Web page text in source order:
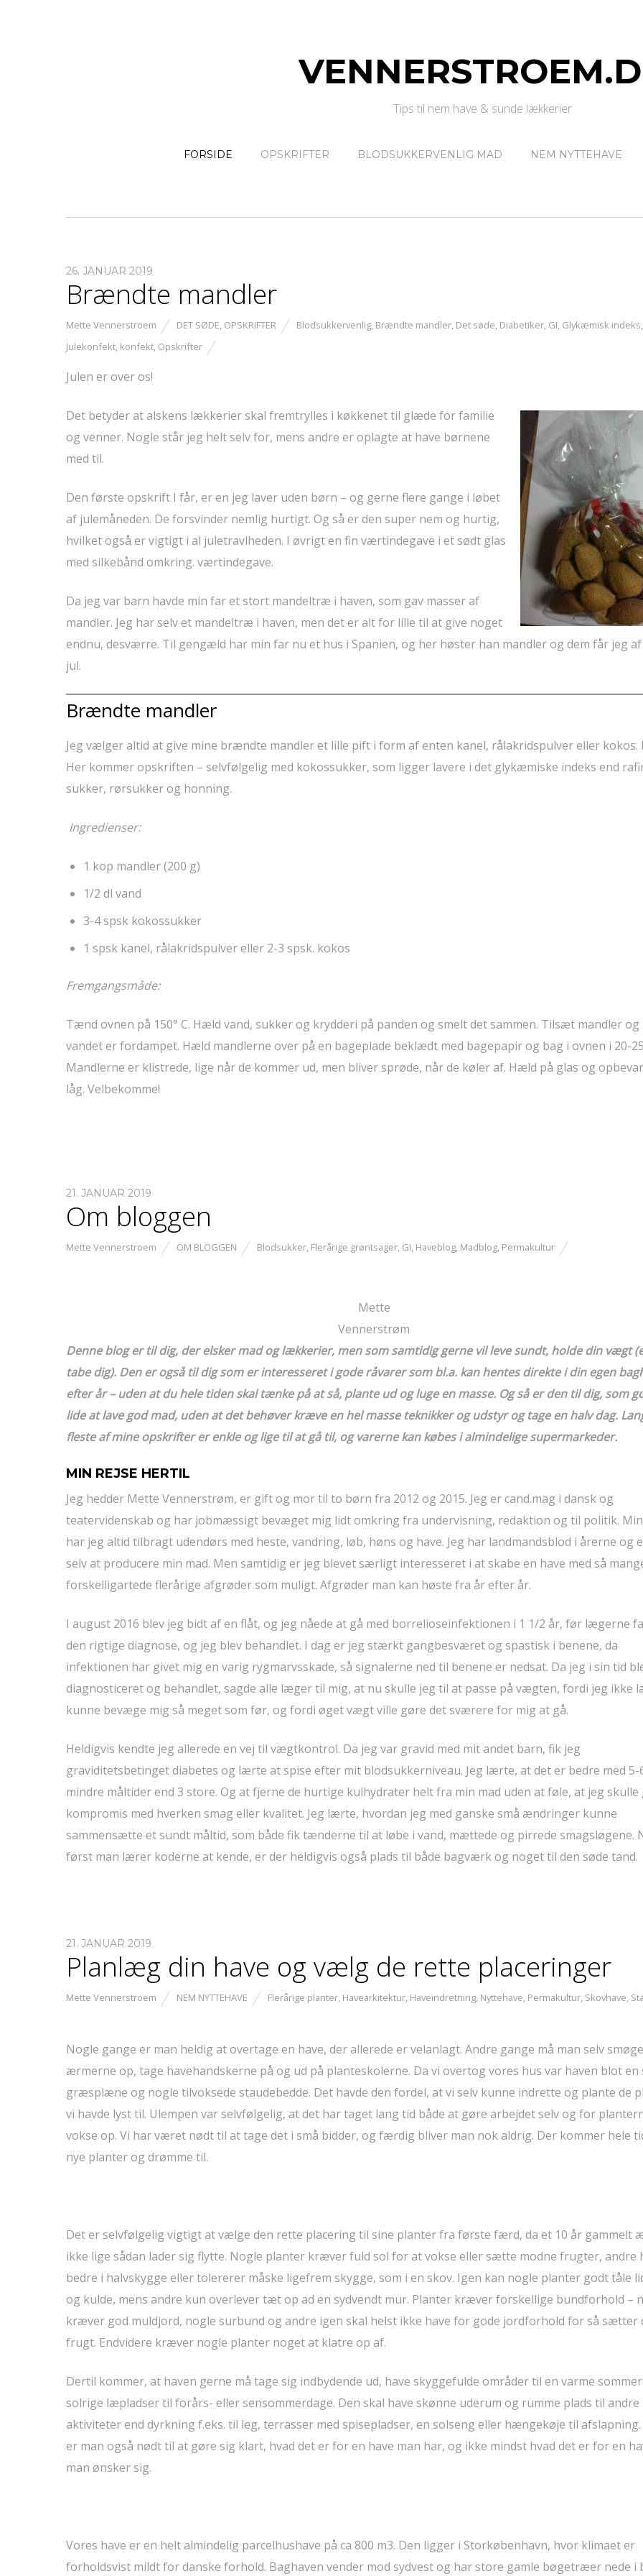
Tips til nem have & sunde lækkerier
FORSIDE OPSKRIFTER BLODSUKKERVENLIG MAD NEM NYTTEHAVE
26. JANUAR 2019
Brændte mandler
Mette Vennerstroem DET SØDE, OPSKRIFTER Blodsukkervenlig, Brændte mandler, Det søde, Diabetiker, GI, Glykæmisk indeks,
Julekonfekt, konfekt, Opskrifter
Julen er over os!
Det betyder at alskens lækkerier skal fremtrylles i køkkenet til glæde for familie
og venner. Nogle står jeg helt selv for, mens andre er oplagte at have børnene
med til.
Den første opskrift I får, er en jeg laver uden børn – og gerne flere gange i løbet
af julemåneden. De forsvinder nemlig hurtigt. Og så er den super nem og hurtig,
hvilket også er vigtigt i al juletravlheden. I øvrigt en fin værtindegave i et sødt glas
med silkebånd omkring. værtindegave.
Da jeg var barn havde min far et stort mandeltræ i haven, som gav masser af
mandler. Jeg har selv et mandeltræ i haven, men det er alt for lille til at give noget
endnu, desværre. Til gengæld har min far nu et hus i Spanien, og her høster han mandler og dem får jeg
jul.
Brændte mandler
Jeg vælger altid at give mine brændte mandler et lille pift i form af enten kanel, rålakridspulver eller kokos.
Her kommer opskriften – selvfølgelig med kokossukker, som ligger lavere i det glykæmiske indeks end
sukker, rørsukker og honning.
Ingredienser:
1 kop mandler (200 g)
1/2 dl vand
3-4 spsk kokossukker
1 spsk kanel, rålakridspulver eller 2-3 spsk. kokos
Fremgangsmåde:
Tænd ovnen på 150° C. Hæld vand, sukker og krydderi på panden og smelt det sammen. Tilsæt mandler
vandet er fordampet. Hæld mandlerne over på en bageplade beklædt med bagepapir og bag i ovnen i 20-
Mandlerne er klistrede, lige når de kommer ud, men bliver sprøde, når de køler af. Hæld på glas og
låg. Velbekomme!
21. JANUAR 2019
Om bloggen
Mette Vennerstroem OM BLOGGEN Blodsukker, Flerårige grøntsager, GI, Haveblog, Madblog, Permakultur
Mette
Vennerstrøm
Denne blog er til dig, der elsker mad og lækkerier, men som samtidig gerne vil leve sundt, holde din vægt
tabe dig). Den er også til dig som er interesseret i gode råvarer som bl.a. kan hentes direkte i din egen
efter år – uden at du hele tiden skal tænke på at så, plante ud og luge en masse. Og så er den til dig, som
lide at lave god mad, uden at det behøver kræve en hel masse teknikker og udstyr og tage en halv dag.
fleste af mine opskrifter er enkle og lige til at gå til, og varerne kan købes i almindelige supermarkeder.
MIN REJSE HERTIL
Jeg hedder Mette Vennerstrøm, er gift og mor til to børn fra 2012 og 2015. Jeg er cand.mag i dansk og
teatervidenskab og har jobmæssigt bevæget mig lidt omkring fra undervisning, redaktion og til politik.
har jeg altid tilbragt udendørs med heste, vandring, løb, høns og have. Jeg har landmandsblod i årerne og
selv at producere min mad. Men samtidig er jeg blevet særligt interesseret i at skabe en have med så
forskelligartede flerårige afgrøder som muligt. Afgrøder man kan høste fra år efter år.
I august 2016 blev jeg bidt af en flåt, og jeg nåede at gå med borrelioseinfektionen i 1 1/2 år, før lægerne
den rigtige diagnose, og jeg blev behandlet. I dag er jeg stærkt gangbesværet og spastisk i benene, da
infektionen har givet mig en varig rygmarvsskade, så signalerne ned til benene er nedsat. Da jeg i sin tid
diagnosticeret og behandlet, sagde alle læger til mig, at nu skulle jeg til at passe på vægten, fordi jeg ikke
kunne bevæge mig så meget som før, og fordi øget vægt ville gøre det sværere for mig at gå.
Heldigvis kendte jeg allerede en vej til vægtkontrol. Da jeg var gravid med mit andet barn, fik jeg
graviditetsbetinget diabetes og lærte at spise efter mit blodsukkerniveau. Jeg lærte, at det er bedre med 5-
mindre måltider end 3 store. Og at fjerne de hurtige kulhydrater helt fra min mad uden at føle, at jeg skulle
kompromis med hverken smag eller kvalitet. Jeg lærte, hvordan jeg med ganske små ændringer kunne
sammensætte et sundt måltid, som både fik tænderne til at løbe i vand, mættede og pirrede smagsløgene.
først man lærer koderne at kende, er der heldigvis også plads til både bagværk og noget til den søde tand.
21. JANUAR 2019
Planlæg din have og vælg de rette placeringer
Mette Vennerstroem NEM NYTTEHAVE Flerårige planter, Havearkitektur, Haveindretning, Nyttehave, Permakultur, Skovhave,
Nogle gange er man heldig at overtage en have, der allerede er velanlagt. Andre gange må man selv smøge
ærmerne op, tage havehandskerne på og ud på planteskolerne. Da vi overtog vores hus var haven blot en
græsplæne og nogle tilvoksede staudebedde. Det havde den fordel, at vi selv kunne indrette og plante de
vi havde lyst til. Ulempen var selvfølgelig, at det har taget lang tid både at gøre arbejdet selv og for
vokse op. Vi har været nødt til at tage det i små bidder, og færdig bliver man nok aldrig. Der kommer hele
nye planter og drømme til.
Det er selvfølgelig vigtigt at vælge den rette placering til sine planter fra første færd, da et 10 år gammelt
ikke lige sådan lader sig flytte. Nogle planter kræver fuld sol for at vokse eller sætte modne frugter, andre
bedre i halvskygge eller tolererer måske ligefrem skygge, som i en skov. Igen kan nogle planter godt tåle
og kulde, mens andre kun overlever tæt op ad en sydvendt mur. Planter kræver forskellige bundforhold –
kræver god muldjord, nogle surbund og andre igen skal helst ikke have for gode jordforhold for så sætter
frugt. Endvidere kræver nogle planter noget at klatre op af.
Dertil kommer, at haven gerne må tage sig indbydende ud, have skyggefulde områder til en varme
solrige læpladser til forårs- eller sensommerdage. Den skal have skønne uderum og rumme plads til andre
aktiviteter end dyrkning f.eks. til leg, terrasser med spisepladser, en solseng eller hængekøje til
er man også nødt til at gøre sig klart, hvad det er for en have man har, og ikke mindst hvad det er for en
man ønsker sig.
Vores have er en helt almindelig parcelhushave på ca 800 m3. Den ligger i Storkøbenhavn, hvor klimaet er
forholdsvist mildt for danske forhold. Baghaven vender mod sydvest og har store gamle bøgetræer nede i